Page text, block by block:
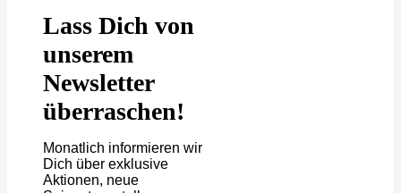
Lass Dich von
unserem
Newsletter
überraschen!
Monatlich informieren wir
Dich über exklusive
Aktionen, neue